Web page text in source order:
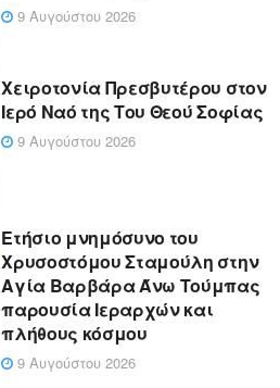
9 Αυγούστου 2026
Χειροτονία Πρεσβυτέρου στον
Ιερό Ναό της Του Θεού Σοφίας
9 Αυγούστου 2026
Ετήσιο μνημόσυνο του
Χρυσοστόμου Σταμούλη στην
Αγία Βαρβάρα Άνω Τούμπας
παρουσία Ιεραρχών και
πλήθους κόσμου
9 Αυγούστου 2026